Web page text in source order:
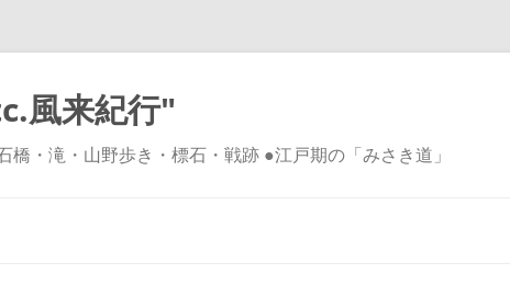
風来紀行"
・滝・山野歩き・標石・戦跡 ●江戸期の「みさき道」